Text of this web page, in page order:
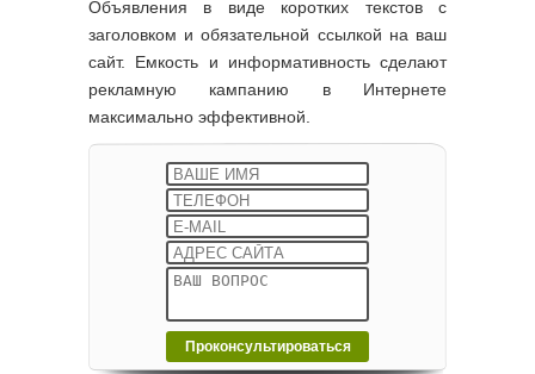
Объявления в виде коротких текстов с
заголовком и обязательной ссылкой на ваш
сайт. Емкость и информативность сделают
рекламную кампанию в Интернете
максимально эффективной.